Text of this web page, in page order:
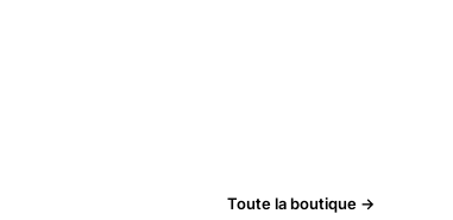
Toute la boutique →